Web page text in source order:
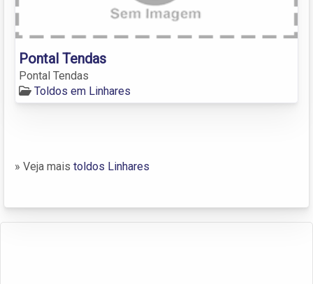
Pontal Tendas
Pontal Tendas
Toldos em Linhares
» Veja mais toldos Linhares